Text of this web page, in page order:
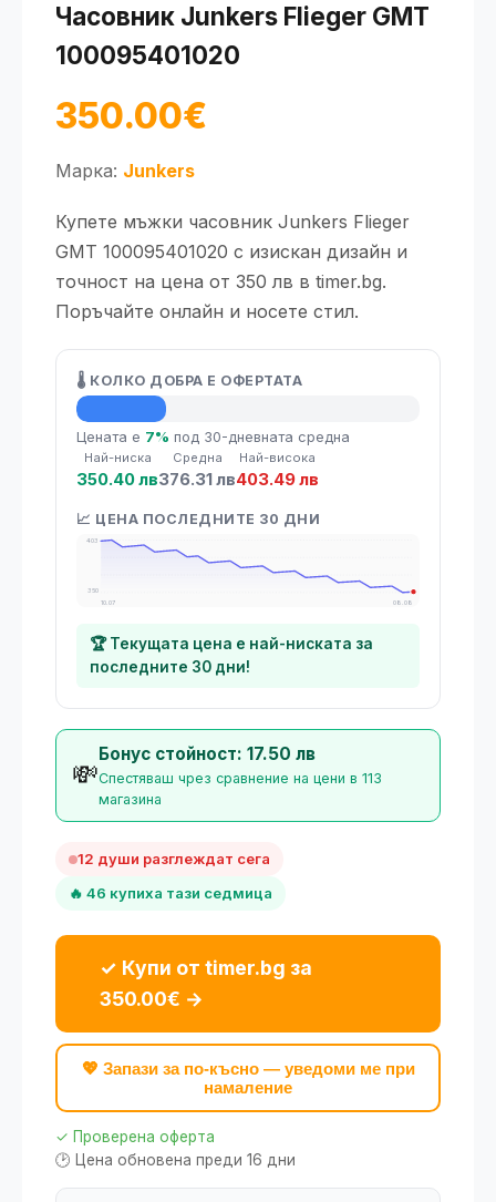
Часовник Junkers Flieger GMT
100095401020
350.00€
Марка: Junkers
Купете мъжки часовник Junkers Flieger
GMT 100095401020 с изискан дизайн и
точност на цена от 350 лв в timer.bg.
Поръчайте онлайн и носете стил.
🌡️ КОЛКО ДОБРА Е ОФЕРТАТА
💡 Средна цена
Цената е 7% под 30-дневната средна
Най-ниска
350.40 лв
Средна
376.31 лв
Най-висока
403.49 лв
📈 ЦЕНА ПОСЛЕДНИТЕ 30 ДНИ
403
350
10.07
08.08
🏆 Текущата цена е най-ниската за
последните 30 дни!
💸
Бонус стойност: 17.50 лв
Спестяваш чрез сравнение на цени в 113
магазина
12 души разглеждат сега
🔥 46 купиха тази седмица
✓ Купи от timer.bg за
350.00€ →
💖 Запази за по-късно — уведоми ме при
намаление
✓ Проверена оферта
🕑 Цена обновена преди 16 дни